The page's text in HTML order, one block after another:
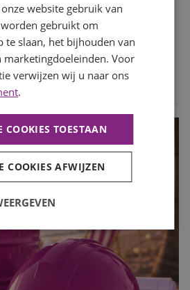
spelen op de personeelsbehoefte
In deze blog lees je waarom
het verschil kan maken.
website gebruik van
gebruikt om
te slaan, het bijhouden van
marketingdoeleinden. Voor
verwijzen wij u naar ons
.
COOKIES TOESTAAN
COOKIES AFWIJZEN